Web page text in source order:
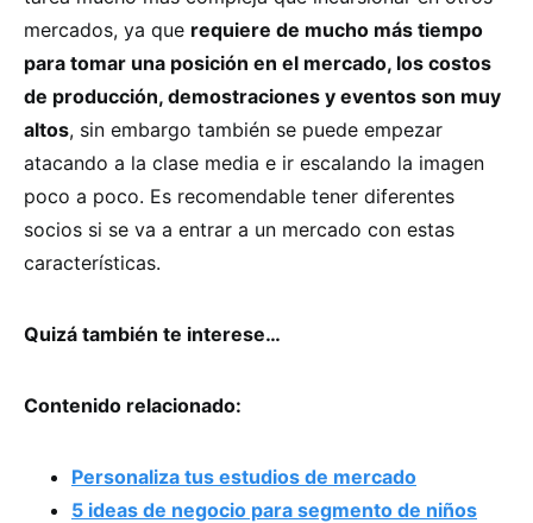
mercados, ya que requiere de mucho más tiempo
para tomar una posición en el mercado, los costos
de producción, demostraciones y eventos son muy
altos, sin embargo también se puede empezar
atacando a la clase media e ir escalando la imagen
poco a poco. Es recomendable tener diferentes
socios si se va a entrar a un mercado con estas
características.
Quizá también te interese…
Contenido relacionado:
Personaliza tus estudios de mercado
5 ideas de negocio para segmento de niños